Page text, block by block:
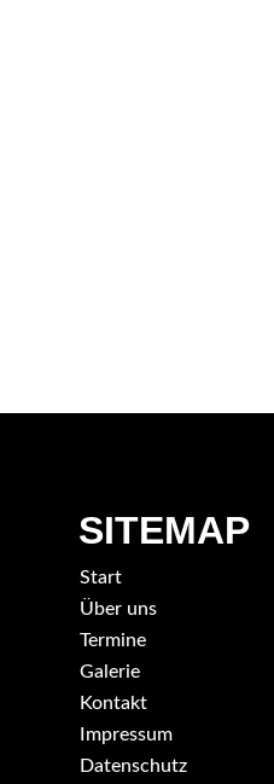
SITEMAP
Start
Über uns
Termine
Galerie
Kontakt
Impressum
Datenschutz